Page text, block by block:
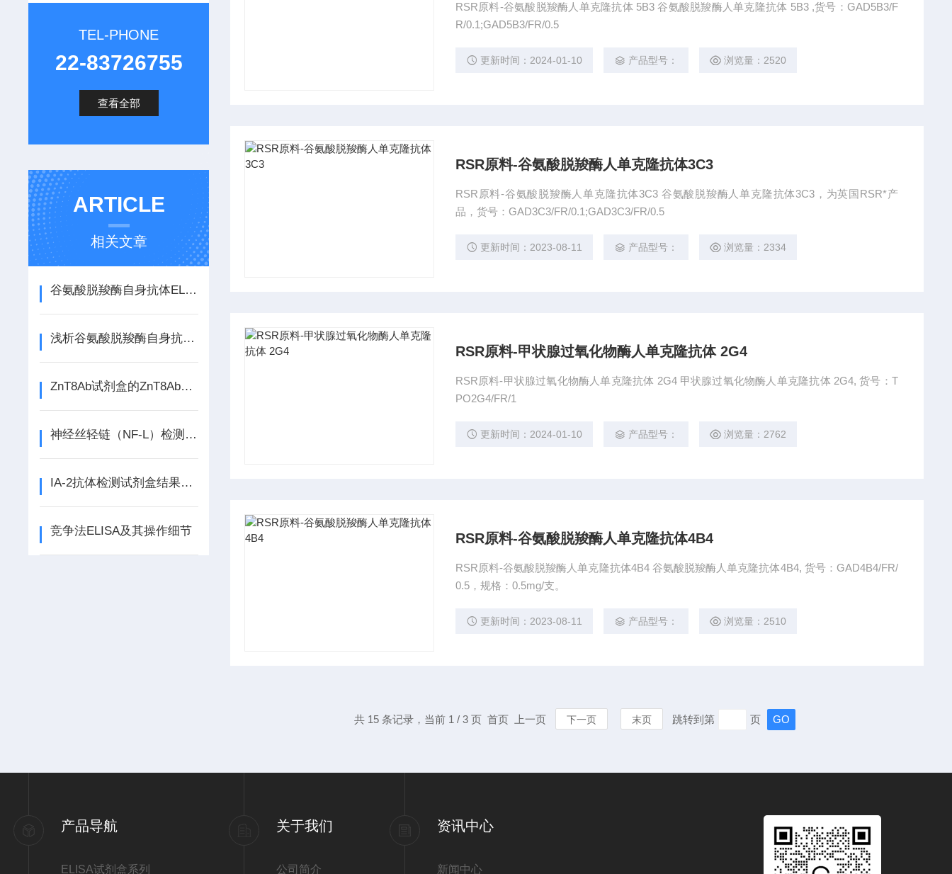
TEL-PHONE
22-83726755
查看全部
ARTICLE
相关文章
谷氨酸脱羧酶自身抗体ELISA试剂盒的核心优势是什么？
浅析谷氨酸脱羧酶自身抗体ELISA试剂盒的存储建议
ZnT8Ab试剂盒的ZnT8Ab测试获FDA批准
神经丝轻链（NF-L）检测项目
IA-2抗体检测试剂盒结果判断与分析
竞争法ELISA及其操作细节
RSR原料-谷氨酸脱羧酶人单克隆抗体 5B3 谷氨酸脱羧酶人单克隆抗体 5B3 ,货号：GAD5B3/F
R/0.1;GAD5B3/FR/0.5
更新时间：2024-01-10 产品型号： 浏览量：2520
RSR原料-谷氨酸脱羧酶人单克隆抗体3C3
RSR原料-谷氨酸脱羧酶人单克隆抗体3C3 谷氨酸脱羧酶人单克隆抗体3C3，为英国RSR*产
品，货号：GAD3C3/FR/0.1;GAD3C3/FR/0.5
更新时间：2023-08-11 产品型号： 浏览量：2334
RSR原料-甲状腺过氧化物酶人单克隆抗体 2G4
RSR原料-甲状腺过氧化物酶人单克隆抗体 2G4 甲状腺过氧化物酶人单克隆抗体 2G4, 货号：T
PO2G4/FR/1
更新时间：2024-01-10 产品型号： 浏览量：2762
RSR原料-谷氨酸脱羧酶人单克隆抗体4B4
RSR原料-谷氨酸脱羧酶人单克隆抗体4B4 谷氨酸脱羧酶人单克隆抗体4B4, 货号：GAD4B4/FR/
0.5，规格：0.5mg/支。
更新时间：2023-08-11 产品型号： 浏览量：2510
共 15 条记录，当前 1 / 3 页 首页 上一页 下一页 末页 跳转到第 页
产品导航
ELISA试剂盒系列
关于我们
公司简介
资讯中心
新闻中心